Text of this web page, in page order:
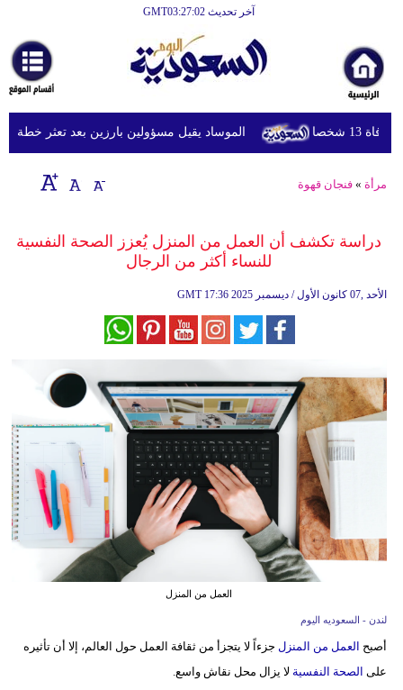
آخر تحديث GMT03:27:02
أخبارعاجلة
رياضة
ثقافة
إقتصاد
وموسيقى
سياحة
ديكور
أخبار
إعلام
علوم
الموساد يقيل مسؤولين بارزين بعد تعثر خطة
مرأة »فنجان قهوة
دراسة تكشف أن العمل من المنزل يُعزز الصحة النفسية
للنساء أكثر من الرجال
GMT 17:36 2025 الأحد ,07 كانون الأول / ديسمبر
العمل من المنزل
لندن - السعوديه اليوم
أصبح العمل من المنزل جزءاً لا يتجزأ من ثقافة العمل حول العالم، إلا أن تأثيره
على الصحة النفسية لا يزال محل نقاش واسع.